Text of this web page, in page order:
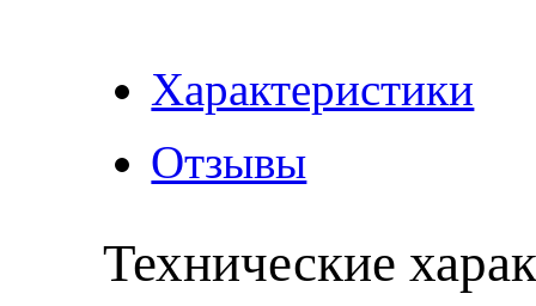
Характеристики
Отзывы
Технические